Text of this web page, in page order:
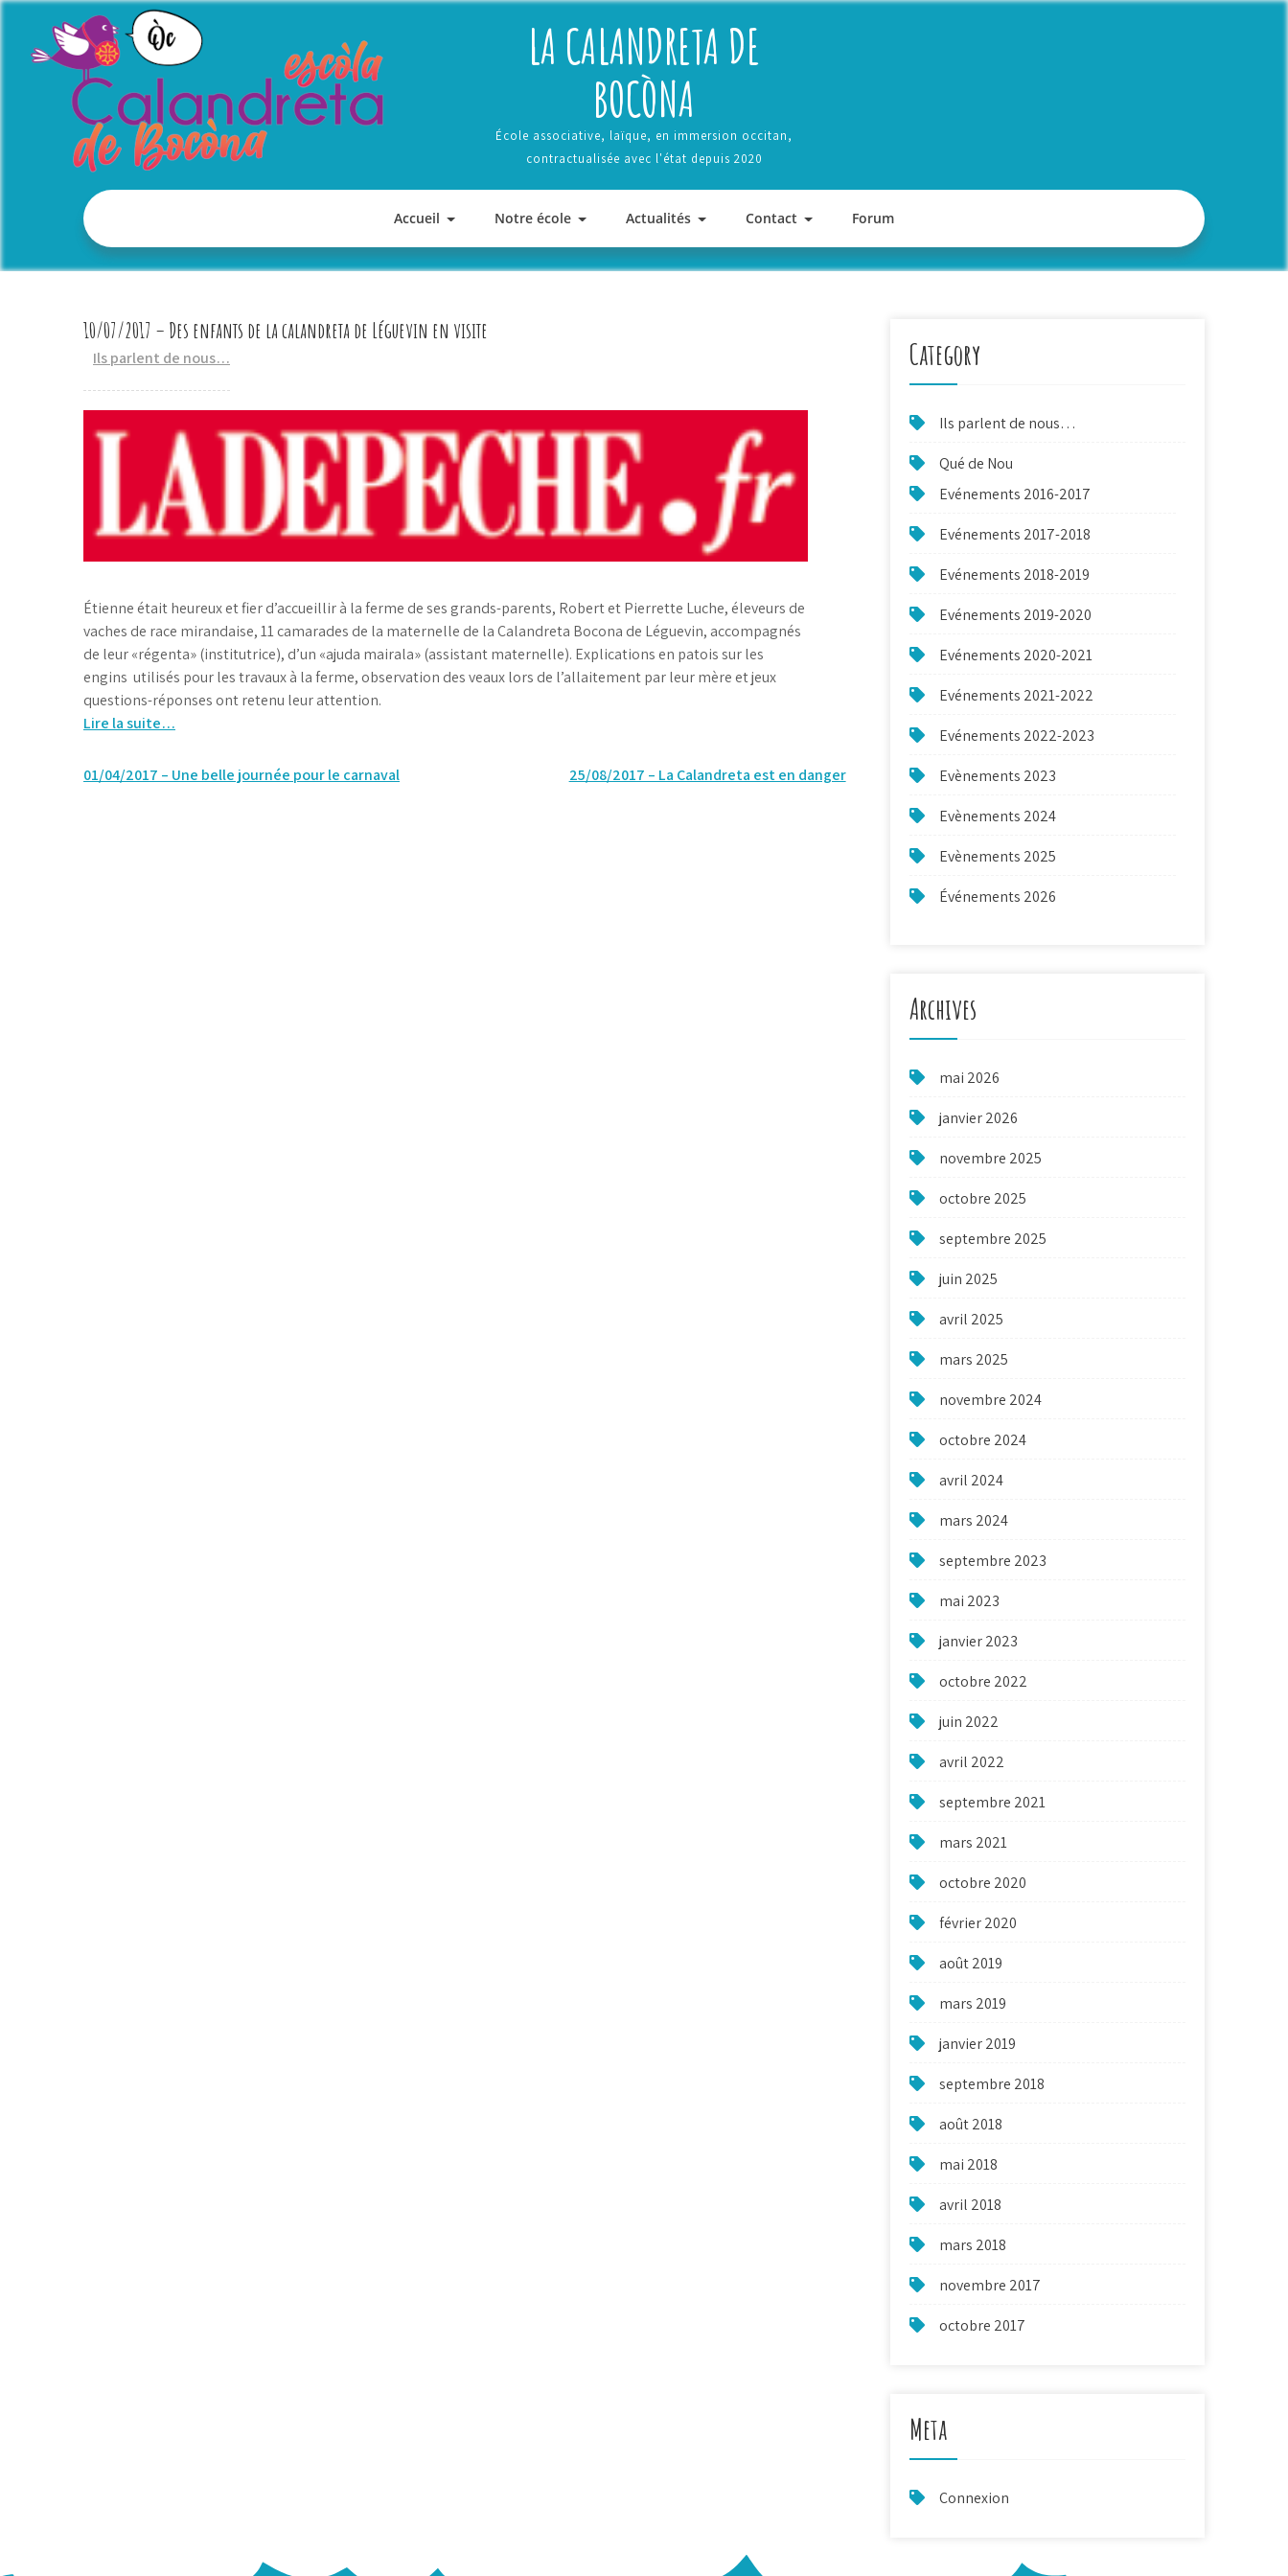
Skip
content
LA CALANDRETA DE
BOCÒNA
École associative, laïque, en immersion occitan,
contractualisée avec l'état depuis 2020
Accueil Notre école Actualités Contact Forum
10/07/2017 – Des enfants de la calandreta de Léguevin en visite
Ils parlent de nous…
Étienne était heureux et fier d’accueillir à la ferme de ses grands-parents, Robert et Pierrette Luche, éleveurs de
vaches de race mirandaise, 11 camarades de la maternelle de la Calandreta Bocona de Léguevin, accompagnés
de leur «régenta» (institutrice), d’un «ajuda mairala» (assistant maternelle). Explications en patois sur les
engins utilisés pour les travaux à la ferme, observation des veaux lors de l’allaitement par leur mère et jeux
questions-réponses ont retenu leur attention.
Lire la suite…
Navigation
01/04/2017 – Une belle journée pour le carnaval 25/08/2017 – La Calandreta est en danger
Category
Ils parlent de nous…
Qué de Nou
Evénements 2016-2017
Evénements 2017-2018
Evénements 2018-2019
Evénements 2019-2020
Evénements 2020-2021
Evénements 2021-2022
Evénements 2022-2023
Evènements 2023
Evènements 2024
Evènements 2025
Événements 2026
Archives
mai 2026
janvier 2026
novembre 2025
octobre 2025
septembre 2025
juin 2025
avril 2025
mars 2025
novembre 2024
octobre 2024
avril 2024
mars 2024
septembre 2023
mai 2023
janvier 2023
octobre 2022
juin 2022
avril 2022
septembre 2021
mars 2021
octobre 2020
février 2020
août 2019
mars 2019
janvier 2019
septembre 2018
août 2018
mai 2018
avril 2018
mars 2018
novembre 2017
octobre 2017
Meta
Connexion